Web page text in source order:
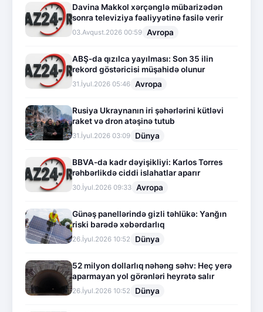
Davina Makkol xərçənglə mübarizədən
sonra televiziya fəaliyyətinə fasilə verir
03.Avqust.2026 00:59 Avropa
ABŞ-da qızılca yayılması: Son 35 ilin
rekord göstəricisi müşahidə olunur
31.İyul.2026 05:46 Avropa
Rusiya Ukraynanın iri şəhərlərini kütləvi
raket və dron atəşinə tutub
31.İyul.2026 03:09 Dünya
BBVA-da kadr dəyişikliyi: Karlos Torres
rəhbərlikdə ciddi islahatlar aparır
30.İyul.2026 09:33 Avropa
Günəş panellərində gizli təhlükə: Yanğın
riski barədə xəbərdarlıq
26.İyul.2026 10:52 Dünya
52 milyon dollarlıq nəhəng səhv: Heç yerə
aparmayan yol görənləri heyrətə salır
26.İyul.2026 10:52 Dünya